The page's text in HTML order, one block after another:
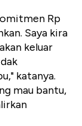
Rp
Saya kira
keluar
katanya.
mau bantu,